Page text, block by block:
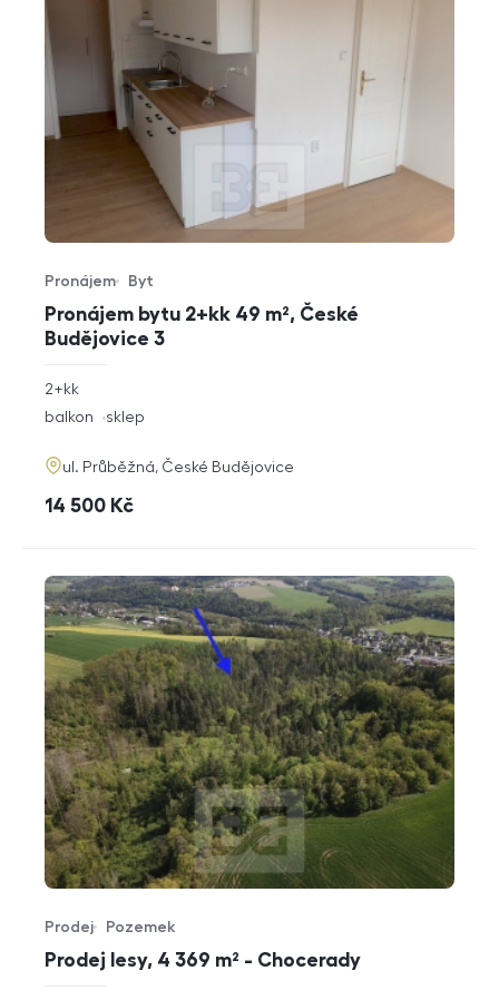
Pronájem bytu 2+kk 49 m², České
Budějovice 3
Typ nabídky
Pronájem
Typ nemovitosti
Byt
rozměry
dispozice
2+kk
funkce
balkon sklep
adresa
ul. Průběžná, České Budějovice
cena
14 500 Kč
Prodej lesy, 4 369 m² - Chocerady
Typ nabídky
Prodej
Typ nemovitosti
Pozemek